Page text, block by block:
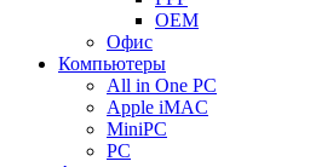
OEM
Офис
Компьютеры
All in One PC
Apple iMAC
MiniPC
PC